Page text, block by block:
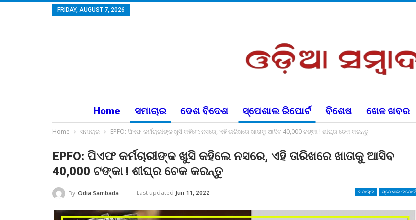
FRIDAY, AUGUST 7, 2026
Home ସମାଚାର ଦେଶ ବିଦେଶ ସ୍ପେଶାଲ ରିପୋର୍ଟ ବିଶେଷ ଖେଳ ଖବର
Home ସମାଚାର EPFO: ପିଏଫ କର୍ମଚାରୀଙ୍କ ଖୁସି କହିଲେ ନସରେ, ଏହି ତାରିଖରେ ଖାତାକୁ ଆସିବ 40,000 ଟଙ୍କା ! ଶୀଘ୍ର ଚେକ କରନ୍ତୁ
EPFO: ପିଏଫ କର୍ମଚାରୀଙ୍କ ଖୁସି କହିଲେ ନସରେ, ଏହି ତାରିଖରେ ଖାତାକୁ ଆସିବ
40,000 ଟଙ୍କା ! ଶୀଘ୍ର ଚେକ କରନ୍ତୁ
ସମାଚାର ସ୍ପେଶାଲ ରିପୋର୍ଟ
By Odia Sambada Last updated Jun 11, 2022